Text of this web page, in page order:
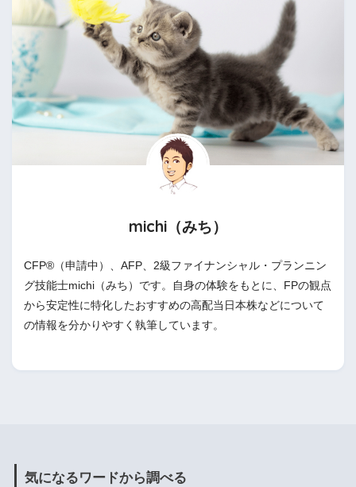
michi（みち）
CFP®（申請中）、AFP、2級ファイナンシャル・プランニン
グ技能士michi（みち）です。自身の体験をもとに、FPの観点
から安定性に特化したおすすめの高配当日本株などについて
の情報を分かりやすく執筆しています。
気になるワードから調べる